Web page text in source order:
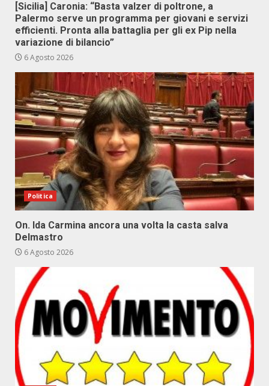
[Sicilia] Caronia: “Basta valzer di poltrone, a
Palermo serve un programma per giovani e servizi
efficienti. Pronta alla battaglia per gli ex Pip nella
variazione di bilancio”
6 Agosto 2026
Politica
On. Ida Carmina ancora una volta la casta salva
Delmastro
6 Agosto 2026